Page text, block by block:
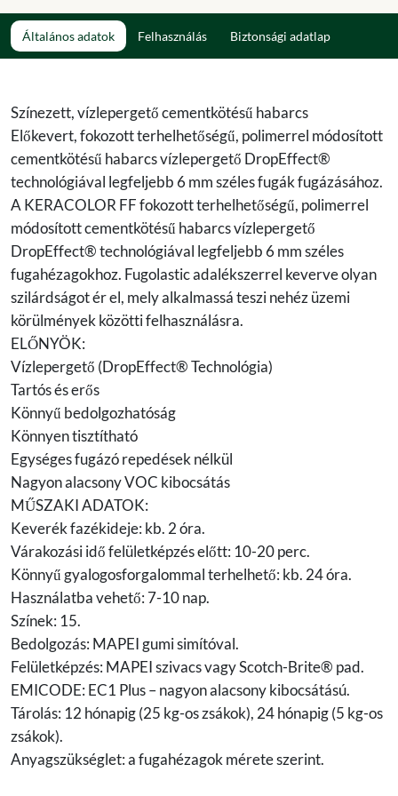
Általános adatok Felhasználás Biztonsági adatlap
Színezett, vízlepergető cementkötésű habarcs
Előkevert, fokozott terhelhetőségű, polimerrel módosított
cementkötésű habarcs vízlepergető DropEffect®
technológiával legfeljebb 6 mm széles fugák fugázásához.
A KERACOLOR FF fokozott terhelhetőségű, polimerrel
módosított cementkötésű habarcs vízlepergető
DropEffect® technológiával legfeljebb 6 mm széles
fugahézagokhoz. Fugolastic adalékszerrel keverve olyan
szilárdságot ér el, mely alkalmassá teszi nehéz üzemi
körülmények közötti felhasználásra.
ELŐNYÖK:
Vízlepergető (DropEffect® Technológia)
Tartós és erős
Könnyű bedolgozhatóság
Könnyen tisztítható
Egységes fugázó repedések nélkül
Nagyon alacsony VOC kibocsátás
MŰSZAKI ADATOK:
Keverék fazékideje: kb. 2 óra.
Várakozási idő felületképzés előtt: 10-20 perc.
Könnyű gyalogosforgalommal terhelhető: kb. 24 óra.
Használatba vehető: 7-10 nap.
Színek: 15.
Bedolgozás: MAPEI gumi simítóval.
Felületképzés: MAPEI szivacs vagy Scotch-Brite® pad.
EMICODE: EC1 Plus – nagyon alacsony kibocsátású.
Tárolás: 12 hónapig (25 kg-os zsákok), 24 hónapig (5 kg-os
zsákok).
Anyagszükséglet: a fugahézagok mérete szerint.